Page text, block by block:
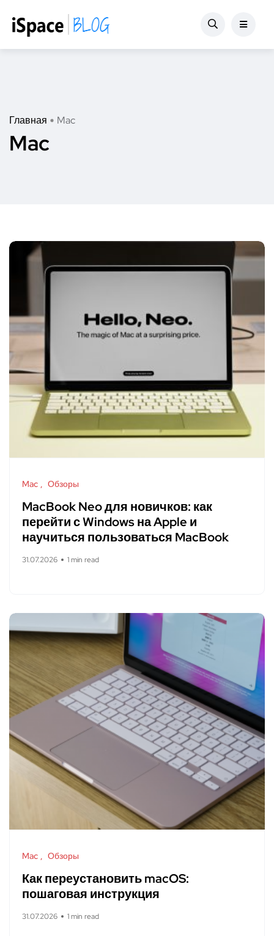
Главная Mac
Mac
Mac Обзоры
MacBook Neo для новичков: как
перейти с Windows на Apple и
научиться пользоваться MacBook
31.07.2026 1 min read
Mac Обзоры
Как переустановить macOS:
пошаговая инструкция
31.07.2026 1 min read